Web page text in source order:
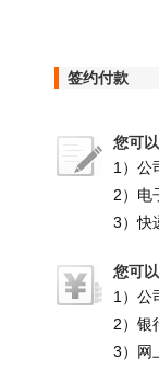
签约付款
您可
1）公
2）电
3）快
您可
1）公
2）银
3）网